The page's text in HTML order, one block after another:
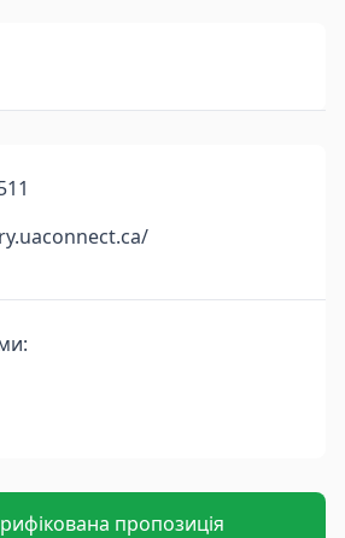
пропозиція